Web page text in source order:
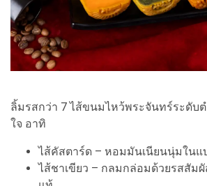
ลิ้มรสกว่า 7 ไส้ขนมไหว้พระจันทร์ระดั
ใจ อาทิ
ไส้คัสตาร์ด – หอมมันเนียนนุ่มในแ
ไส้ชาเขียว – กลมกล่อมด้วยรสสัม